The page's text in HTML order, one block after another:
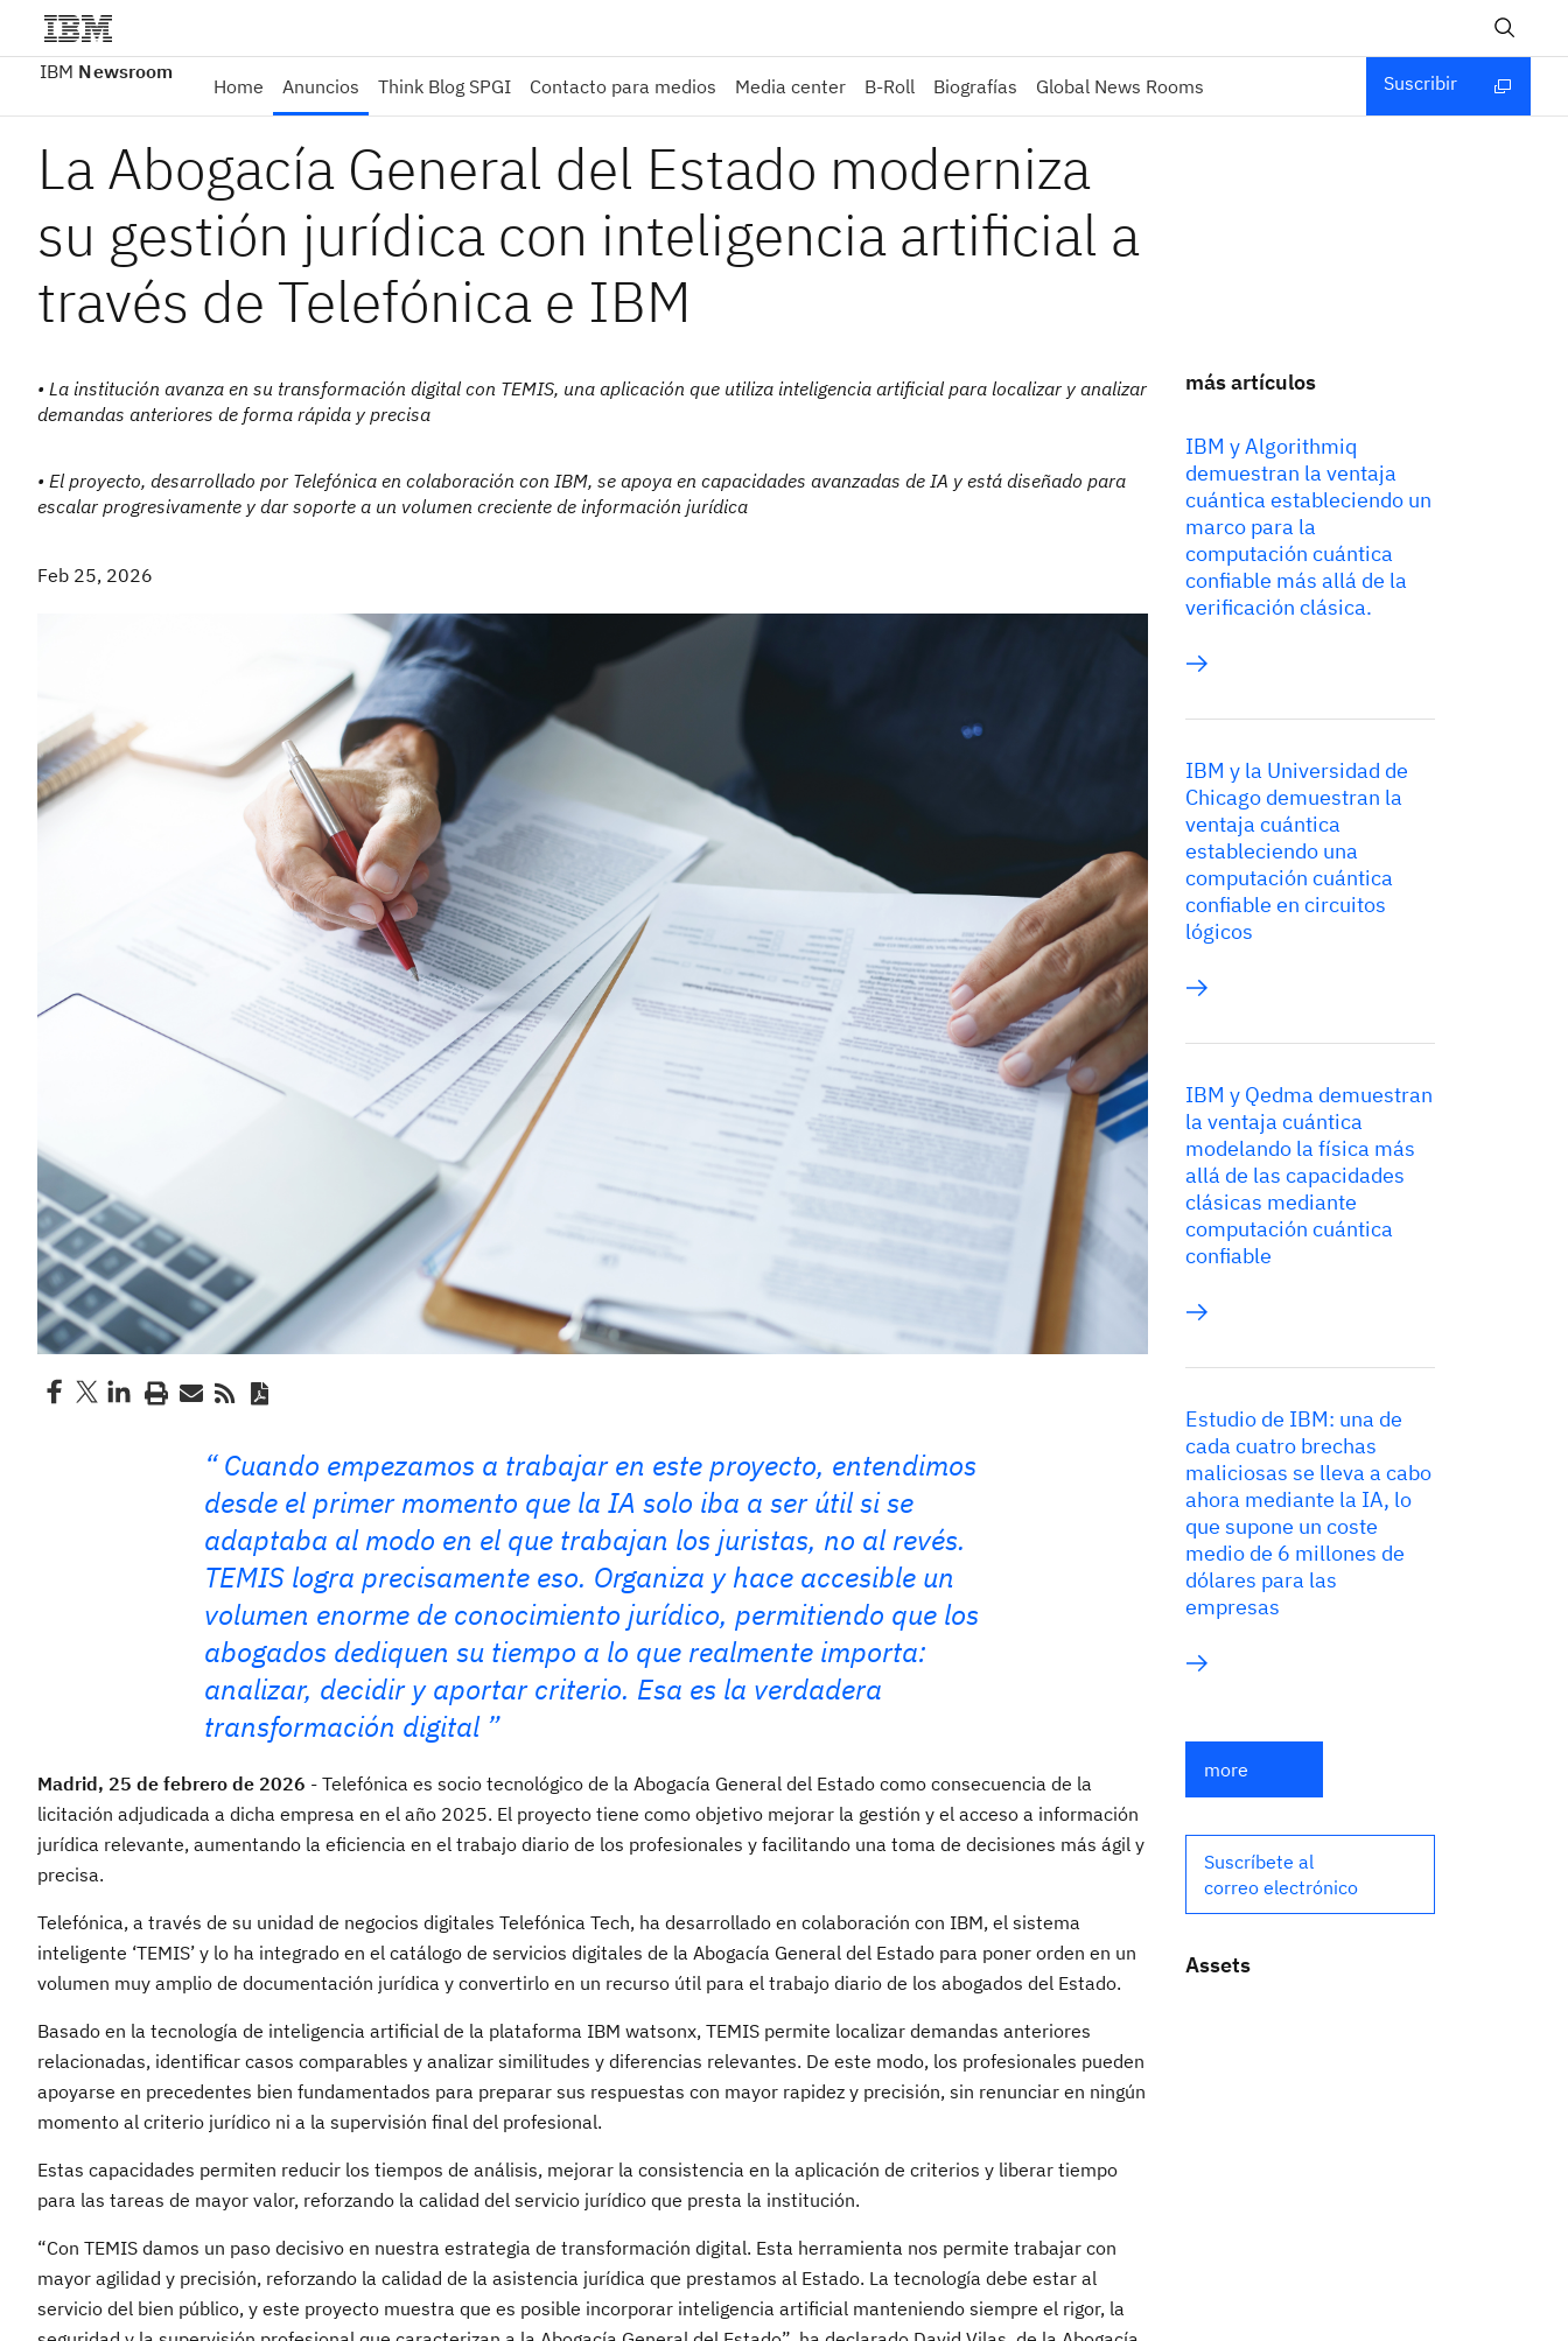
IBM Newsroom
Home Anuncios Think Blog SPGI Contacto para medios Media center B-Roll Biografías Global News Rooms Suscribir
La Abogacía General del Estado moderniza
su gestión jurídica con inteligencia artificial a
través de Telefónica e IBM
• La institución avanza en su transformación digital con TEMIS, una aplicación que utiliza inteligencia artificial para localizar y analizar
demandas anteriores de forma rápida y precisa
• El proyecto, desarrollado por Telefónica en colaboración con IBM, se apoya en capacidades avanzadas de IA y está diseñado para
escalar progresivamente y dar soporte a un volumen creciente de información jurídica
Feb 25, 2026
Cuando empezamos a trabajar en este proyecto, entendimos
desde el primer momento que la IA solo iba a ser útil si se
adaptaba al modo en el que trabajan los juristas, no al revés.
TEMIS logra precisamente eso. Organiza y hace accesible un
volumen enorme de conocimiento jurídico, permitiendo que los
abogados dediquen su tiempo a lo que realmente importa:
analizar, decidir y aportar criterio. Esa es la verdadera
transformación digital
Madrid, 25 de febrero de 2026 - Telefónica es socio tecnológico de la Abogacía General del Estado como consecuencia de la
licitación adjudicada a dicha empresa en el año 2025. El proyecto tiene como objetivo mejorar la gestión y el acceso a información
jurídica relevante, aumentando la eficiencia en el trabajo diario de los profesionales y facilitando una toma de decisiones más ágil y
precisa.
Telefónica, a través de su unidad de negocios digitales Telefónica Tech, ha desarrollado en colaboración con IBM, el sistema
inteligente ‘TEMIS’ y lo ha integrado en el catálogo de servicios digitales de la Abogacía General del Estado para poner orden en un
volumen muy amplio de documentación jurídica y convertirlo en un recurso útil para el trabajo diario de los abogados del Estado.
Basado en la tecnología de inteligencia artificial de la plataforma IBM watsonx, TEMIS permite localizar demandas anteriores
relacionadas, identificar casos comparables y analizar similitudes y diferencias relevantes. De este modo, los profesionales pueden
apoyarse en precedentes bien fundamentados para preparar sus respuestas con mayor rapidez y precisión, sin renunciar en ningún
momento al criterio jurídico ni a la supervisión final del profesional.
Estas capacidades permiten reducir los tiempos de análisis, mejorar la consistencia en la aplicación de criterios y liberar tiempo
para las tareas de mayor valor, reforzando la calidad del servicio jurídico que presta la institución.
“Con TEMIS damos un paso decisivo en nuestra estrategia de transformación digital. Esta herramienta nos permite trabajar con
mayor agilidad y precisión, reforzando la calidad de la asistencia jurídica que prestamos al Estado. La tecnología debe estar al
servicio del bien público, y este proyecto muestra que es posible incorporar inteligencia artificial manteniendo siempre el rigor, la
más artículos
IBM y Algorithmiq
demuestran la ventaja
cuántica estableciendo un
marco para la
computación cuántica
confiable más allá de la
verificación clásica.
IBM y la Universidad de
Chicago demuestran la
ventaja cuántica
estableciendo una
computación cuántica
confiable en circuitos
lógicos
IBM y Qedma demuestran
la ventaja cuántica
modelando la física más
allá de las capacidades
clásicas mediante
computación cuántica
confiable
Estudio de IBM: una de
cada cuatro brechas
maliciosas se lleva a cabo
ahora mediante la IA, lo
que supone un coste
medio de 6 millones de
dólares para las
empresas
more
Suscríbete al
correo electrónico
Assets